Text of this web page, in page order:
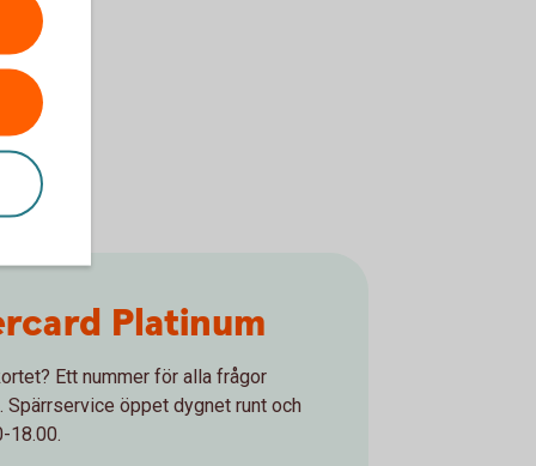
Platinum
Ett nummer för alla frågor
öppet dygnet runt och
18.00.